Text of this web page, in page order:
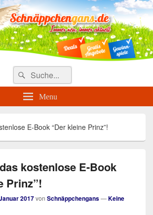
besten Gewinnspiele
Angebote
Search
for:
Suche
Menu
E-Book “Der kleine Prinz”!
kostenlose E-Book
Prinz”!
2017von Schnäppchengans—Keine